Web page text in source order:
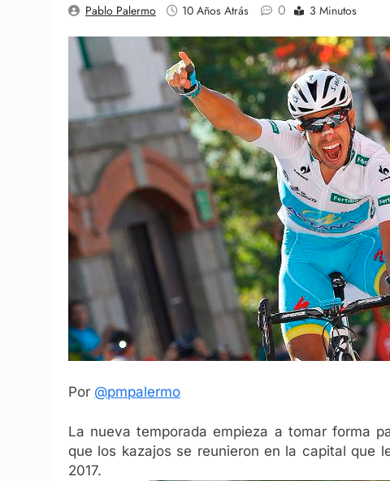
Pablo Palermo 10 Años Atrás 0 3 Minutos
Por @pmpalermo
La nueva temporada empieza a tomar forma
que los kazajos se reunieron en la capital que
2017.